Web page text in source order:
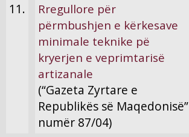
11.
Rregullore për
përmbushjen e kërkesave
minimale teknike pë
kryerjen e veprimtarisë
artizanale
(“Gazeta Zyrtare e
Republikës së Maqedonisë”
numër 87/04)